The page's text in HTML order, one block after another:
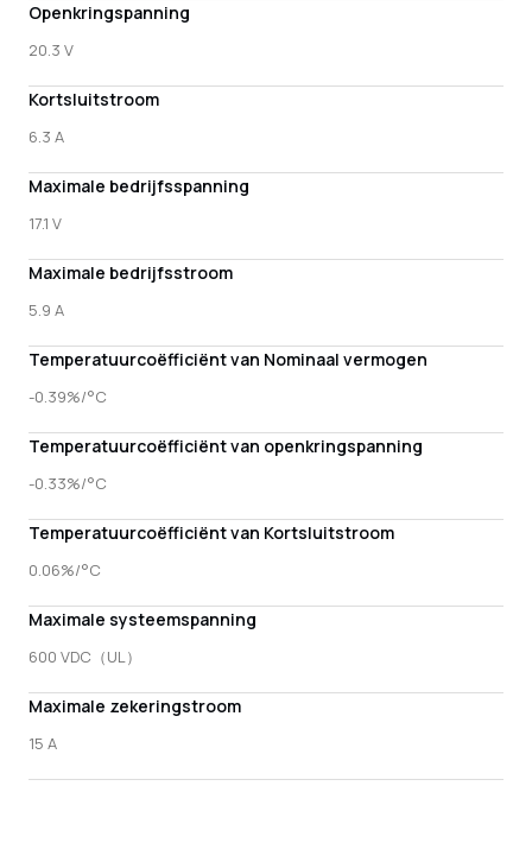
Openkringspanning
20.3 V
Kortsluitstroom
6.3 A
Maximale bedrijfsspanning
17.1 V
Maximale bedrijfsstroom
5.9 A
Temperatuurcoëfficiënt van Nominaal vermogen
-0.39%/°C
Temperatuurcoëfficiënt van openkringspanning
-0.33%/°C
Temperatuurcoëfficiënt van Kortsluitstroom
0.06%/°C
Maximale systeemspanning
600 VDC（UL）
Maximale zekeringstroom
15 A